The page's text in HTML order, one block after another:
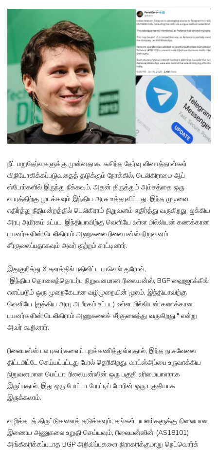
நீட் மறுதேர்வுகளுக்கு முன்னதாக, கசிந்த தேர்வு வினாத்தாள்கள்
விநியோகிக்கப்படுவதைத் தடுக்கும் நோக்கில், டெலிகிராமை ஆப்
ஸ்டோர்களில் இருந்து நீக்கவும், அதன் திருத்தும் அம்சத்தை ஒரு
வாரத்திற்கு முடக்கவும் இந்திய அரசு உத்தரவிட்டது. இந்த முடிவை
எதிர்த்து நீதிமன்றத்தில் டெலிகிராம் நிறுவனம் எதிர்த்து வருகிறது. ஐக்கிய
அரபு அமீரகம் உட்பட, இந்தியாவிற்கு வெளியே உள்ள மில்லியன் கணக்கான
பயனர்களின் டெலிகிராம் அணுகலை ரிலையன்ஸ் நிறுவனம்
சீர்குலைப்பதாகவும் அவர் குற்றம் சாட்டினார்.
இதுகுறித்து X தளத்தில் பதிவிட்ட பாவெல் துரோவ்,
"இந்திய தொலைத்தொடர்பு நிறுவனமான ரிலையன்ஸ், BGP ஹைஜாக்கிங்
எனப்படும் ஒரு முறைகேடான வழிமுறையின் மூலம், இந்தியாவிற்கு
வெளியே (ஐக்கிய அரபு அமீரகம் உட்பட) உள்ள மில்லியன் கணக்கான
பயனர்களின் டெலிகிராம் அணுகலைச் சீர்குலைத்து வருகிறது," என்று
அவர் கூறினார்.
ரிலையன்ஸ் பல புகார்களைப் புறக்கணித்துள்ளதால், இந்த நாசவேலை
திட்டமிட்டே செய்யப்பட்டது போல் தெரிகிறது. வாட்ஸ்அப்பை உருவாக்கிய
நிறுவனமான மெட்டா, ரிலையன்ஸின் ஒரு பகுதி உரிமையாளராக
இருப்பதால், இது ஒரு போட்டா போட்டிப் போரின் ஒரு பகுதியாக
இருக்கலாம்.
வழித்தடத் திருட்டுகளைத் தடுக்கவும், தங்கள் பயனர்களுக்கு நிலையான
இணைய அணுகலை உறுதி செய்யவும், ரிலையன்ஸின் (AS18101)
அங்கீகரிக்கப்படாத BGP அறிவிப்புகளை நிராகரிக்குமாறு நெட்வொர்க்